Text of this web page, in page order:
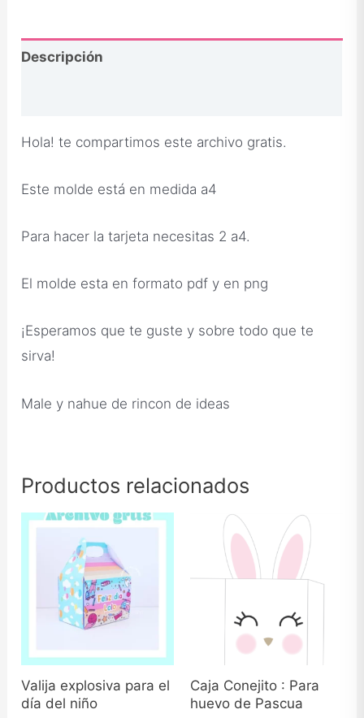
Descripción
Hola! te compartimos este archivo gratis.
Este molde está en medida a4
Para hacer la tarjeta necesitas 2 a4.
El molde esta en formato pdf y en png
¡Esperamos que te guste y sobre todo que te
sirva!
Male y nahue de rincon de ideas
Productos relacionados
Valija explosiva para el
día del niño
Caja Conejito : Para
huevo de Pascua